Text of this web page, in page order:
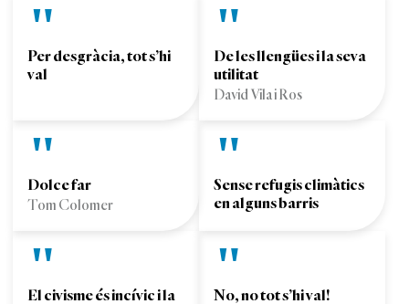
Per desgràcia, tot s’hi
val
De les llengües i la seva
utilitat
David Vila i Ros
Dolce far
Tom Colomer
Sense refugis climàtics
en alguns barris
El civisme és incívic i la
No, no tot s’hi val!